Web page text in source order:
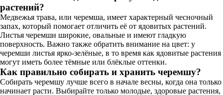
растений?
Медвежья трава, или черемша, имеет характерный чесночный
запах, который помогает отличить её от ядовитых растений.
Листья черемши широкие, овальные и имеют гладкую
поверхность. Важно также обратить внимание на цвет: у
черемши листья ярко-зелёные, в то время как ядовитые растения
могут иметь более тёмные или блёклые оттенки.
Как правильно собирать и хранить черемшу?
Собирать черемшу лучше всего в начале весны, когда она только
начинает расти. Выбирайте только молодые, здоровые растения,